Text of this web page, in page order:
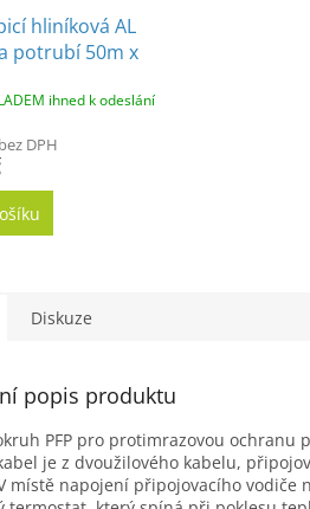
hliníková AL
potrubí 50m x
ihned k odeslání
DPH
Diskuze
popis produktu
PFP pro protimrazovou
je z dvoužilového kabelu,
místě napojení připojovacího vodiče